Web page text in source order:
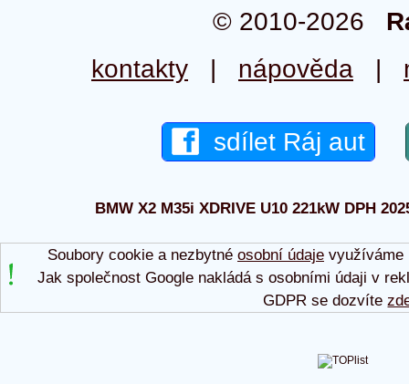
© 2010-2026
kontakty | nápověda |
sdílet Ráj aut
BMW X2 M35i XDRIVE U10 221kW DPH
Soubory cookie a nezbytné osobní údajevyužíváme
Jak společnost Google nakládá s osobními údaji v
GDPR se dozvíte